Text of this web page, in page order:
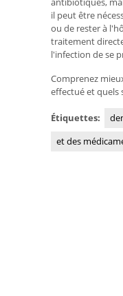
il peut être
ou de rester à
traitement
l'infection de se
Comprenez
effectué et quels
Étiquettes:
et des